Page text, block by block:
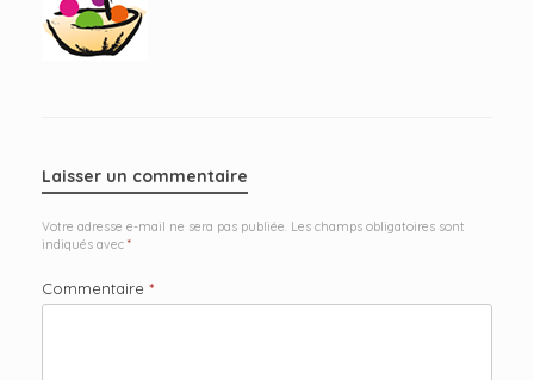
Laisser un commentaire
Votre adresse e-mail ne sera pas publiée. Les champs obligatoires sont
indiqués avec *
Commentaire *